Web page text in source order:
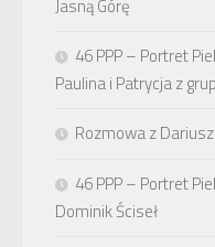
Jasną Górę
46 PPP – Portret
Paulina i Patrycja z
Rozmowa z
46 PPP – Portret
Dominik Ściseł